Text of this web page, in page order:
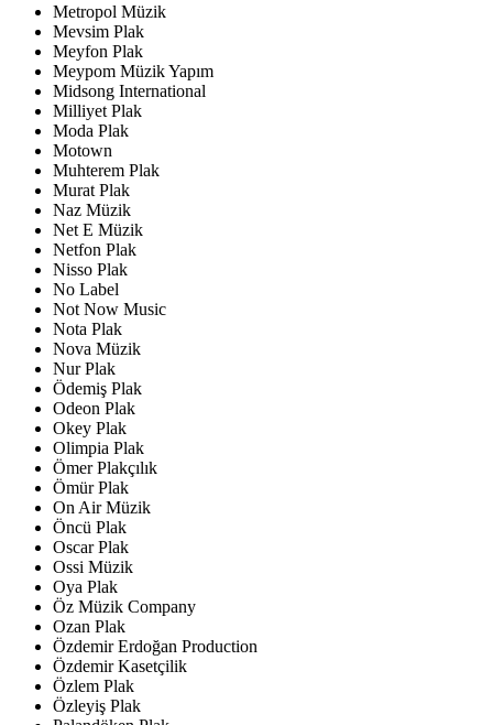
Metropol Müzik
Mevsim Plak
Meyfon Plak
Meypom Müzik Yapım
Midsong International
Milliyet Plak
Moda Plak
Motown
Muhterem Plak
Murat Plak
Naz Müzik
Net E Müzik
Netfon Plak
Nisso Plak
No Label
Not Now Music
Nota Plak
Nova Müzik
Nur Plak
Ödemiş Plak
Odeon Plak
Okey Plak
Olimpia Plak
Ömer Plakçılık
Ömür Plak
On Air Müzik
Öncü Plak
Oscar Plak
Ossi Müzik
Oya Plak
Öz Müzik Company
Ozan Plak
Özdemir Erdoğan Production
Özdemir Kasetçilik
Özlem Plak
Özleyiş Plak